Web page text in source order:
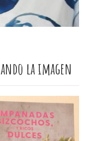
la imagen